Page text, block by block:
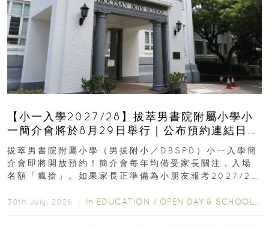
【小一入學2027/28】拔萃男書院附屬小學小
一簡介會將於8月29日舉行｜公布預約連結日期
｜更設有網上重溫
拔萃男書院附屬小學（男拔附小／DBSPD）小一入學簡
介會即將開放預約！簡介會每年均備受家長關注，入場
名額「瘋搶」。如果家長正準備為小朋友報考2027/28
30th July, 2026 ｜ In EDUCATION / OPEN DAY & SCHOOL EVENTS